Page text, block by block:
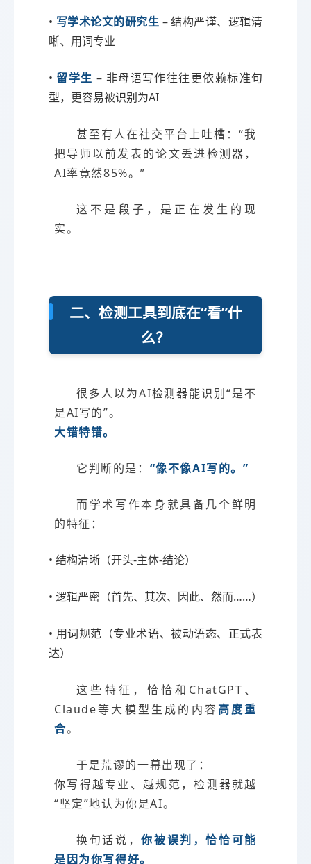
• 写学术论文的研究生 – 结构严谨、逻辑清
晰、用词专业
• 留学生 – 非母语写作往往更依赖标准句
型，更容易被识别为AI
甚至有人在社交平台上吐槽：“我
把导师以前发表的论文丢进检测器，
AI率竟然85%。”
这不是段子，是正在发生的现
实。
二、检测工具到底在“看”什
么？
很多人以为AI检测器能识别“是不
是AI写的”。
大错特错。
它判断的是： “像不像AI写的。”
而学术写作本身就具备几个鲜明
的特征：
• 结构清晰（开头-主体-结论）
• 逻辑严密（首先、其次、因此、然而……）
• 用词规范（专业术语、被动语态、正式表
达）
这些特征，恰恰和ChatGPT、
Claude等大模型生成的内容 高度重
合。
于是荒谬的一幕出现了：
你写得越专业、越规范，检测器就越
“坚定”地认为你是AI。
换句话说，你被误判，恰恰可能
是因为你写得好。